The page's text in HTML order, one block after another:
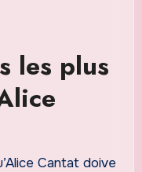
les plus
Cantat doive